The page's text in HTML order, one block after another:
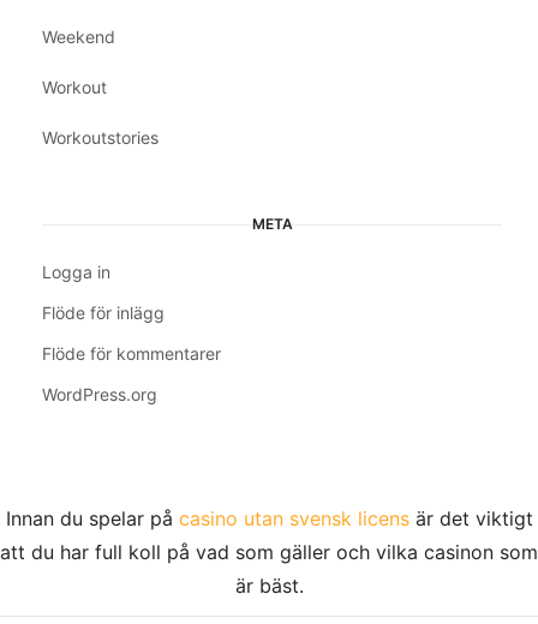
Weekend
Workout
Workoutstories
META
Logga in
Flöde för inlägg
Flöde för kommentarer
WordPress.org
Innan du spelar på casino utan svensk licensär det viktigt
att du har full koll på vad som gäller och vilka casinon som
är bäst.